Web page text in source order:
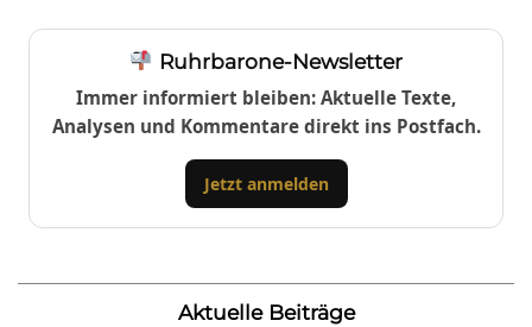
Ruhrbarone-Newsletter
Immer informiert bleiben: Aktuelle Texte,
Analysen und Kommentare direkt ins Postfach.
Jetzt anmelden
Aktuelle Beiträge